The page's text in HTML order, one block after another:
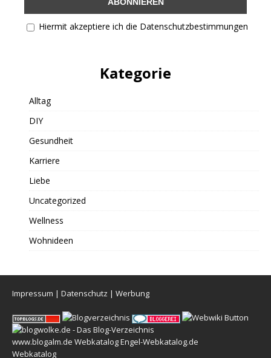
Hiermit akzeptiere ich die Datenschutzbestimmungen
Kategorie
Alltag
DIY
Gesundheit
Karriere
Liebe
Uncategorized
Wellness
Wohnideen
Impressum | Datenschutz | Werbung
www.blogalm.de WebkatalogEngel-Webkatalog.de
Webkatalog